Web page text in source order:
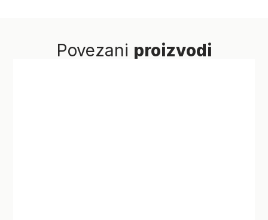
Povezani proizvodi